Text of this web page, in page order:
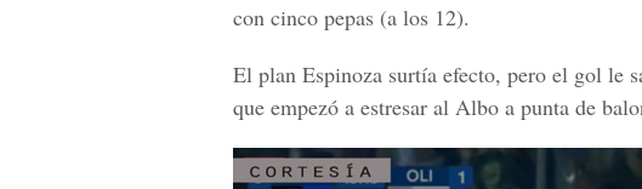
con cinco pepas (a los 12).
El plan Espinoza surtía efecto, pero el gol le
que empezó a estresar al Albo a punta de